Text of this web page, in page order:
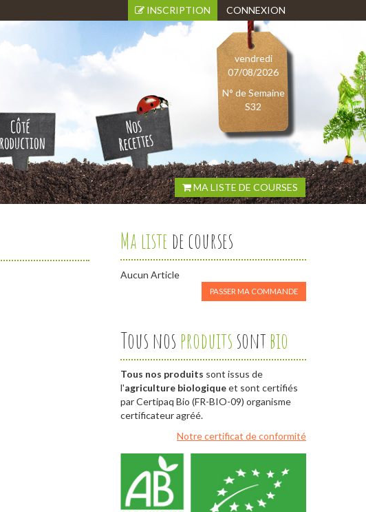
INSCRIPTION CONNEXION
vendredi
07/08/2026
N° de Semaine
S32
MA LISTE DE COURSES
Ma liste de courses
Aucun Article
PASSER MA COMMANDE
Tous nos produits sontbio
Tous nos produits sont issus de
l'agriculture biologiqueet sont certifiés
par Certipaq Bio (FR-BIO-09) organisme
certificateur agréé.
Notre certificat de conformité